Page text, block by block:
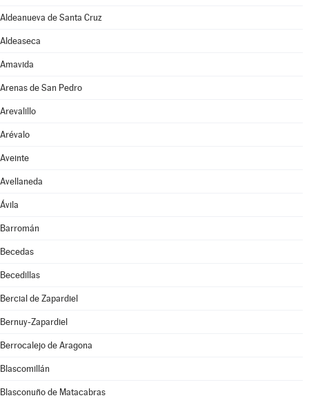
Aldeanueva de Santa Cruz
Aldeaseca
Amavida
Arenas de San Pedro
Arevalillo
Arévalo
Aveinte
Avellaneda
Ávila
Barromán
Becedas
Becedillas
Bercial de Zapardiel
Bernuy-Zapardiel
Berrocalejo de Aragona
Blascomillán
Blasconuño de Matacabras